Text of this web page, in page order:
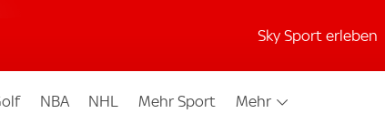
Sky Sport erleben
NBA NHL Mehr Sport Mehr